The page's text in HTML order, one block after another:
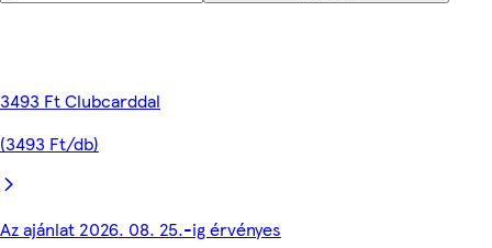
3493 Ft Clubcarddal
(3493 Ft/db)
Az ajánlat 2026. 08. 25.-ig érvényes